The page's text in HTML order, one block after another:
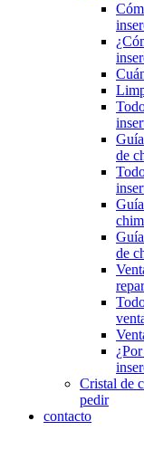
de
de
Cristal de
pedir
contacto